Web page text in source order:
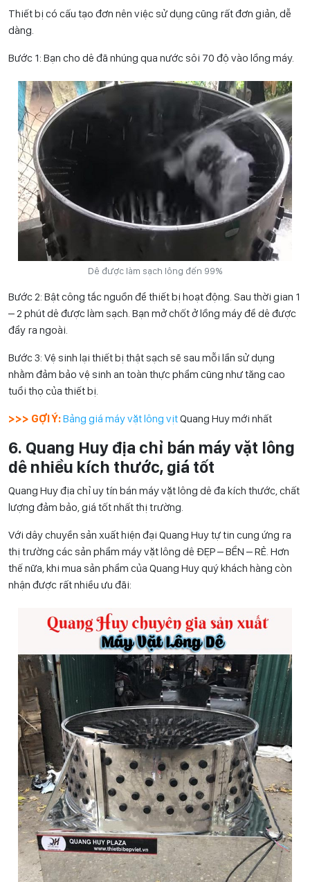
Thiết bị có cấu tạo đơn nên việc sử dụng cũng rất đơn giản, dễ
dàng.
Bước 1: Bạn cho dê đã nhúng qua nước sôi 70 độ vào lồng máy.
Dê được làm sạch lông đến 99%
Bước 2: Bật công tắc nguồn để thiết bị hoạt động. Sau thời gian 1
– 2 phút dê được làm sạch. Bạn mở chốt ở lồng máy để dê được
đẩy ra ngoài.
Bước 3: Vệ sinh lại thiết bị thật sạch sẽ sau mỗi lần sử dụng
nhằm đảm bảo vệ sinh an toàn thực phẩm cũng như tăng cao
tuổi thọ của thiết bị.
>>> GỢI Ý:Bảng giá máy vặt lông vịtQuang Huy mới nhất
6. Quang Huy địa chỉ bán máy vặt lông
dê nhiều kích thước, giá tốt
Quang Huy địa chỉ uy tín bán máy vặt lông dê đa kích thước, chất
lượng đảm bảo, giá tốt nhất thị trường.
Với dây chuyền sản xuất hiện đại Quang Huy tự tin cung ứng ra
thị trường các sản phẩm máy vặt lông dê ĐẸP – BỀN – RẺ. Hơn
thế nữa, khi mua sản phẩm của Quang Huy quý khách hàng còn
nhận được rất nhiều ưu đãi: